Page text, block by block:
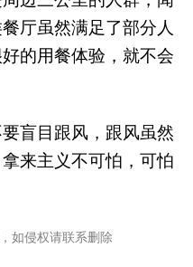
厅虽然满足了部分人
的用餐体验，就不会
盲目跟风，跟风虽然
来主义不可怕，可怕
如侵权请联系删除